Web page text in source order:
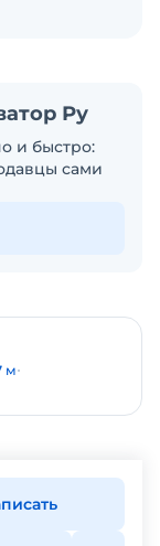
Ру
и быстро:
сами
м